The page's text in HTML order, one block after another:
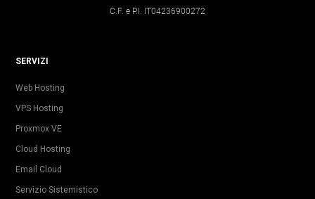
C.F. e P.I. IT04236900272
SERVIZI
Web Hosting
VPS Hosting
Proxmox VE
Cloud Hosting
Email Cloud
Servizio Sistemistico